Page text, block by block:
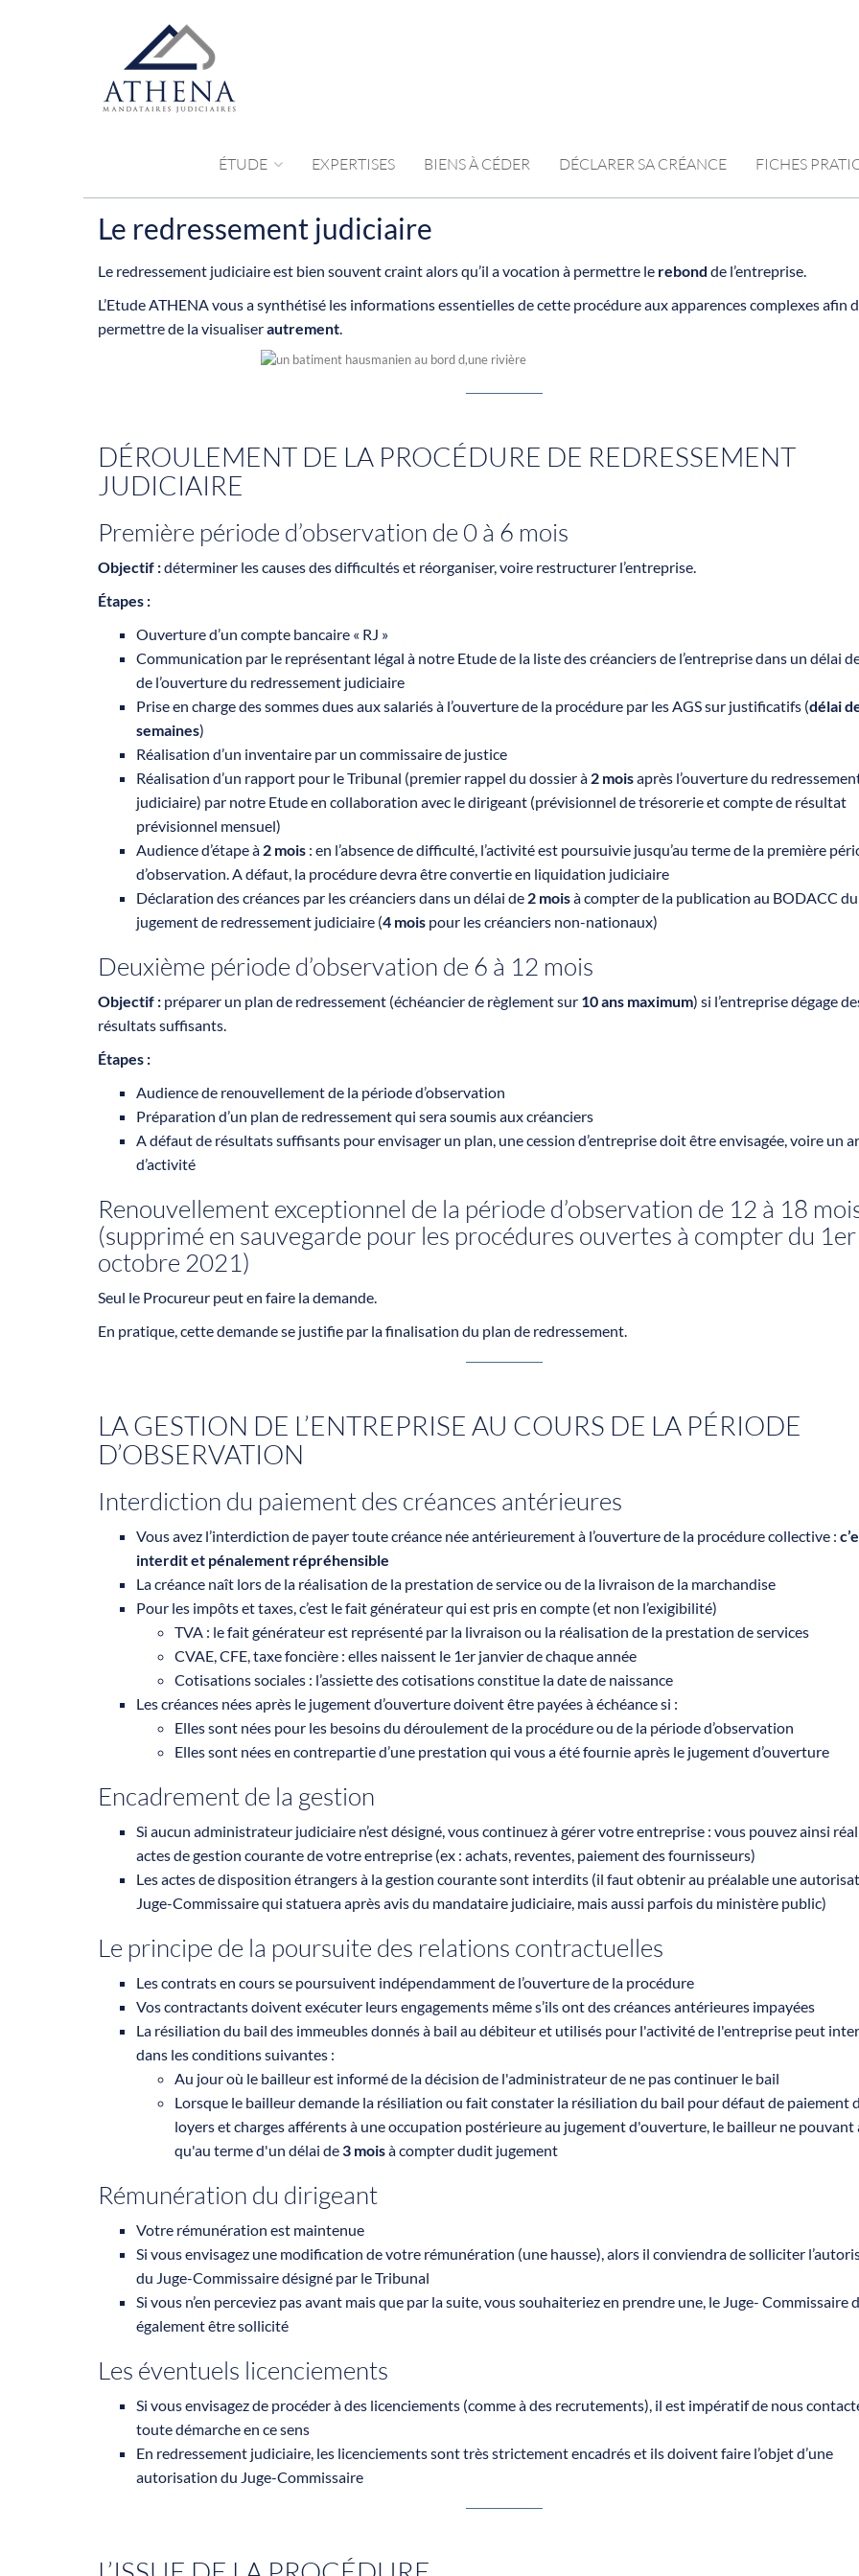
ÉTUDE EXPERTISES BIENS À CÉDER DÉCLARER SA CRÉANCE FICHES
Le redressement judiciaire
Le redressement judiciaire est bien souvent craint alors qu’il a vocation à permettre le rebond de l’entreprise.
L’Etude ATHENA vous a synthétisé les informations essentielles de cette procédure aux apparences complexes afin
permettre de la visualiserautrement.
DÉROULEMENT DE LA PROCÉDURE DE REDRESSEMENT
JUDICIAIRE
Première période d’observation de 0 à 6 mois
Objectif :déterminer les causes des difficultés et réorganiser, voire restructurer l’entreprise.
Étapes :
Ouverture d’un compte bancaire « RJ »
Communication par le représentant légal à notre Etude de la liste des créanciers de l’entreprise dans un délai
de l’ouverture du redressement judiciaire
Prise en charge des sommes dues aux salariés à l’ouverture de la procédure par les AGS sur justificatifs (délai
semaines)
Réalisation d’un inventaire par un commissaire de justice
Réalisation d’un rapport pour le Tribunal (premier rappel du dossier à 2 moisaprès l’ouverture du
judiciaire) par notre Etude en collaboration avec le dirigeant (prévisionnel de trésorerie et compte de résultat
prévisionnel mensuel)
Audience d’étape à 2 mois : en l’absence de difficulté, l’activité est poursuivie jusqu’au terme de la première
d’observation. A défaut, la procédure devra être convertie en liquidation judiciaire
Déclaration des créances par les créanciers dans un délai de 2 moisà compter de la publication au BODACC du
jugement de redressement judiciaire (4 mois pour les créanciers non-nationaux)
Deuxième période d’observation de 6 à 12 mois
Objectif : préparer un plan de redressement (échéancier de règlement sur 10 ans maximum) si l’entreprise dégage
résultats suffisants.
Étapes :
Audience de renouvellement de la période d’observation
Préparation d’un plan de redressement qui sera soumis aux créanciers
A défaut de résultats suffisants pour envisager un plan, une cession d’entreprise doit être envisagée, voire un
d’activité
Renouvellement exceptionnel de la période d’observation de 12 à 18
(supprimé en sauvegarde pour les procédures ouvertes à compter du 1er
octobre 2021)
Seul le Procureur peut en faire la demande.
En pratique, cette demande se justifie par la finalisation du plan de redressement.
LA GESTION DE L’ENTREPRISE AU COURS DE LA PÉRIODE
D’OBSERVATION
Interdiction du paiement des créances antérieures
Vous avez l’interdiction de payer toute créance née antérieurement à l’ouverture de la procédure collective :
interdit et pénalement répréhensible
La créance naît lors de la réalisation de la prestation de service ou de la livraison de la marchandise
Pour les impôts et taxes, c’est le fait générateur qui est pris en compte (et non l’exigibilité)
TVA : le fait générateur est représenté par la livraison ou la réalisation de la prestation de services
CVAE, CFE, taxe foncière : elles naissent le 1er janvier de chaque année
Cotisations sociales : l’assiette des cotisations constitue la date de naissance
Les créances nées après le jugement d’ouverture doivent être payées à échéance si :
Elles sont nées pour les besoins du déroulement de la procédure ou de la période d’observation
Elles sont nées en contrepartie d’une prestation qui vous a été fournie après le jugement d’ouverture
Encadrement de la gestion
Si aucun administrateur judiciaire n’est désigné, vous continuez à gérer votre entreprise : vous pouvez ainsi
actes de gestion courante de votre entreprise (ex : achats, reventes, paiement des fournisseurs)
Les actes de disposition étrangers à la gestion courante sont interdits (il faut obtenir au préalable une
Juge-Commissaire qui statuera après avis du mandataire judiciaire, mais aussi parfois du ministère public)
Le principe de la poursuite des relations contractuelles
Les contrats en cours se poursuivent indépendamment de l’ouverture de la procédure
Vos contractants doivent exécuter leurs engagements même s’ils ont des créances antérieures impayées
La résiliation du bail des immeubles donnés à bail au débiteur et utilisés pour l'activité de l'entreprise peut
dans les conditions suivantes :
Au jour où le bailleur est informé de la décision de l'administrateur de ne pas continuer le bail
Lorsque le bailleur demande la résiliation ou fait constater la résiliation du bail pour défaut de paiement
loyers et charges afférents à une occupation postérieure au jugement d'ouverture, le bailleur ne pouvant
qu'au terme d'un délai de 3 moisà compter dudit jugement
Rémunération du dirigeant
Votre rémunération est maintenue
Si vous envisagez une modification de votre rémunération (une hausse), alors il conviendra de solliciter
du Juge-Commissaire désigné par le Tribunal
Si vous n’en perceviez pas avant mais que par la suite, vous souhaiteriez en prendre une, le Juge- Commissaire
également être sollicité
Les éventuels licenciements
Si vous envisagez de procéder à des licenciements (comme à des recrutements), il est impératif de nous
toute démarche en ce sens
En redressement judiciaire, les licenciements sont très strictement encadrés et ils doivent faire l’objet d’une
autorisation du Juge-Commissaire